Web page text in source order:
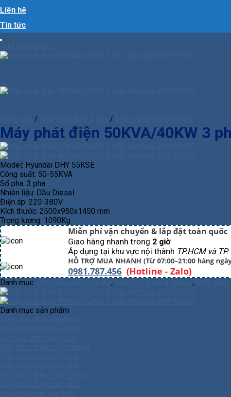
Liên hệ
Tin tức
/ /
Máy phát điện 50KVA/40KW 3
Model: Hyundai DHY 55KSE
Công suất: 50-55KVA
Số pha: 3 pha
Nhiên liệu: Dầu Diesel
Điện áp: 220-380V
Kích thước: 2500x950x1450 mm
Trọng lượng: 1090Kg
Miễn phí vận chuyển & lắp đặt toàn quốc
Giao hàng nhanh trong 2 giờ
Áp dụng tại khu vực nội thành TP.HCM và
HỖ TRỢ MUA NHANH (Từ 07:00–21:00 hàng
0981.787.456 (Hotline - Zalo)
Danh mục: , ,
Danh mục sản phẩm